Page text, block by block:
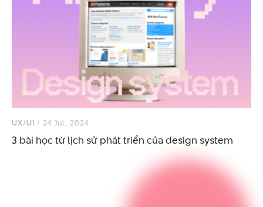
UX/UI / 24 Jul, 2024
3 bài học từ lịch sử phát triển của design system